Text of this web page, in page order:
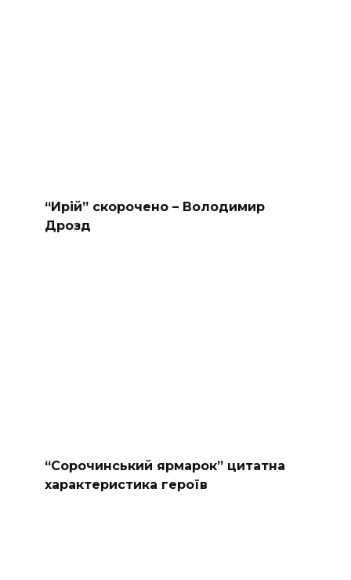
“Ирій” скорочено – Володимир
Дрозд
“Сорочинський ярмарок” цитатна
характеристика героїв